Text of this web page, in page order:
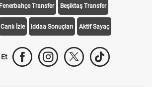
Fenerbahçe Transfer Beşiktaş Transfer
Canlı İzle iddaa Sonuçları Aktif Sayaç